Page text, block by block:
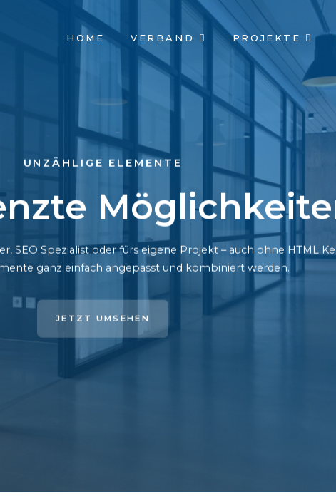
NAVIGATION
ÜBERSPRINGEN
HOME VERBAND PROJEKTE
UNZÄHLIGE ELEMENTE
SEO Spezialist oder fürs eigene Projekt – auch ohne HTML
ganz einfach angepasst und kombiniert werden.
JETZT UMSEHEN